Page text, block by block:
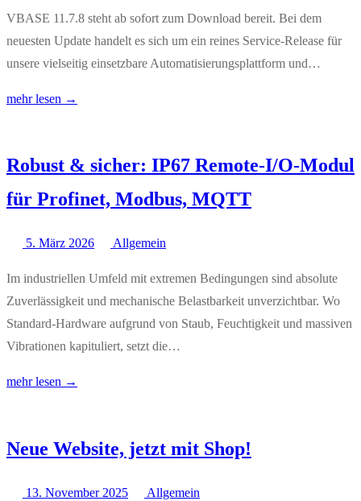
VBASE 11.7.8 steht ab sofort zum Download bereit. Bei dem
neuesten Update handelt es sich um ein reines Service-Release für
unsere vielseitig einsetzbare Automatisierungsplattform und…
mehr lesen →
Robust & sicher: IP67 Remote-I/O-Modul
für Profinet, Modbus, MQTT
5. März 2026 Allgemein
Im industriellen Umfeld mit extremen Bedingungen sind absolute
Zuverlässigkeit und mechanische Belastbarkeit unverzichtbar. Wo
Standard-Hardware aufgrund von Staub, Feuchtigkeit und massiven
Vibrationen kapituliert, setzt die…
mehr lesen →
Neue Website, jetzt mit Shop!
13. November 2025 Allgemein